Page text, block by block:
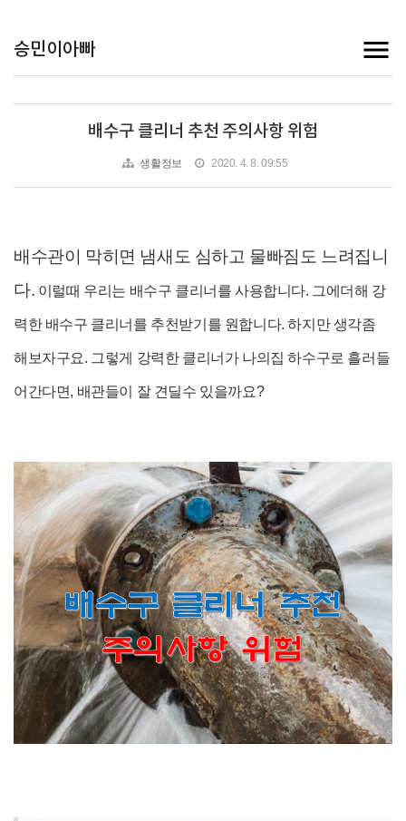
승민이아빠
배수구 클리너 추천 주의사항 위험
생활정보 2020. 4. 8. 09:55
배수관이 막히면 냄새도 심하고 물빠짐도 느려집니
다. 이럴때 우리는 배수구 클리너를 사용합니다. 그에더해 강
력한 배수구 클리너를 추천받기를 원합니다. 하지만 생각좀
해보자구요. 그렇게 강력한 클리너가 나의집 하수구로 흘러들
어간다면, 배관들이 잘 견딜수 있을까요?